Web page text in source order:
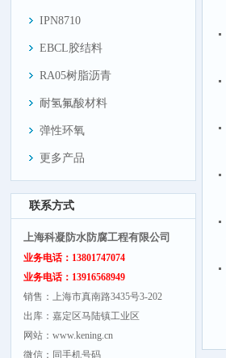
IPN8710
EBCL胶结料
RA05树脂沥青
耐氢氟酸材料
弹性环氧
更多产品
联系方式
上海科凝防水防腐工程有限公司
业务电话：13801747074
业务电话：13916568949
销售：上海市真南路3435号3-202
出库：嘉定区马陆镇工业区
网站：www.kening.cn
微信：同手机号码